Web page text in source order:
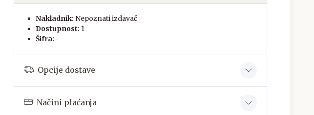
Nakladnik: Nepoznati izdavač
Dostupnost: 1
Šifra: -
Opcije dostave
Načini plaćanja